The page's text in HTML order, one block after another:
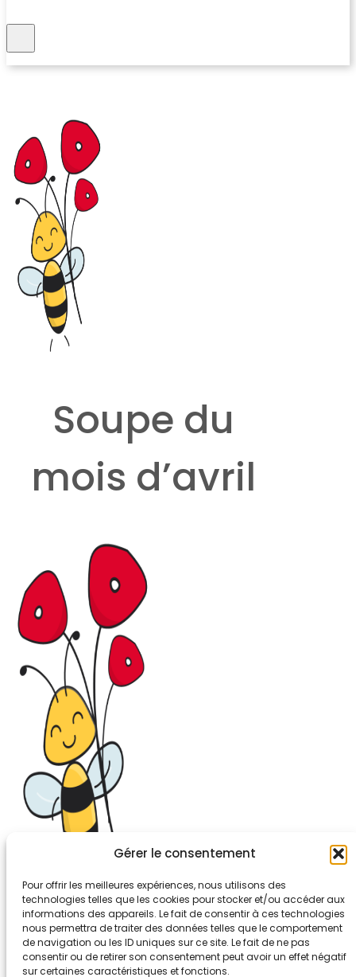
Gérer le consentement
Pour offrir les meilleures expériences, nous utilisons des
technologies telles que les cookies pour stocker et/ou accéder aux
informations des appareils. Le fait de consentir à ces technologies
nous permettra de traiter des données telles que le comportement
de navigation ou les ID uniques sur ce site. Le fait de ne pas
consentir ou de retirer son consentement peut avoir un effet négatif
sur certaines caractéristiques et fonctions.
Soupe du
mois d’avril
26-30, rue de Bellevue
92700 COLOMBES
Tél. 01.56.83.88.30